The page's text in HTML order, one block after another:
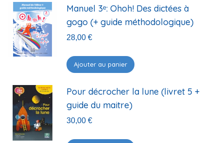
Manuel 3ᵉ: Ohoh! Des dictées à
gogo (+ guide méthodologique)
28,00€
Ajouter au panier
Pour décrocher la lune (livret 5 +
guide du maitre)
30,00€